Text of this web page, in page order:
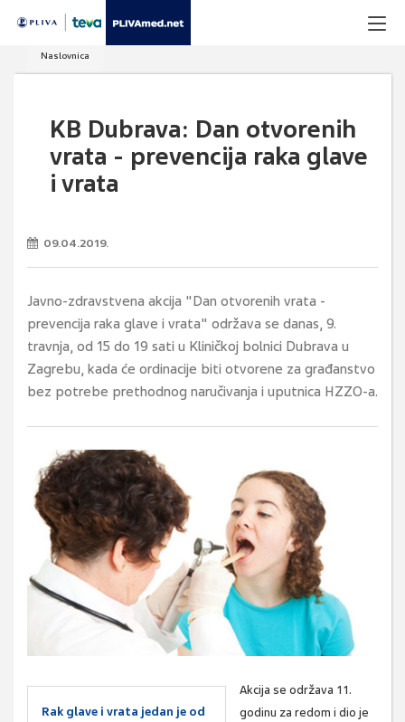
Naslovnica
KB Dubrava: Dan otvorenih
vrata - prevencija raka glave
i vrata
09.04.2019.
Javno-zdravstvena akcija "Dan otvorenih vrata -
prevencija raka glave i vrata" održava se danas, 9.
travnja, od 15 do 19 sati u Kliničkoj bolnici Dubrava u
Zagrebu, kada će ordinacije biti otvorene za građanstvo
bez potrebe prethodnog naručivanja i uputnica HZZO-a.
Rak glave i vrata jedan je od
Akcija se održava 11.
godinu za redom i dio je